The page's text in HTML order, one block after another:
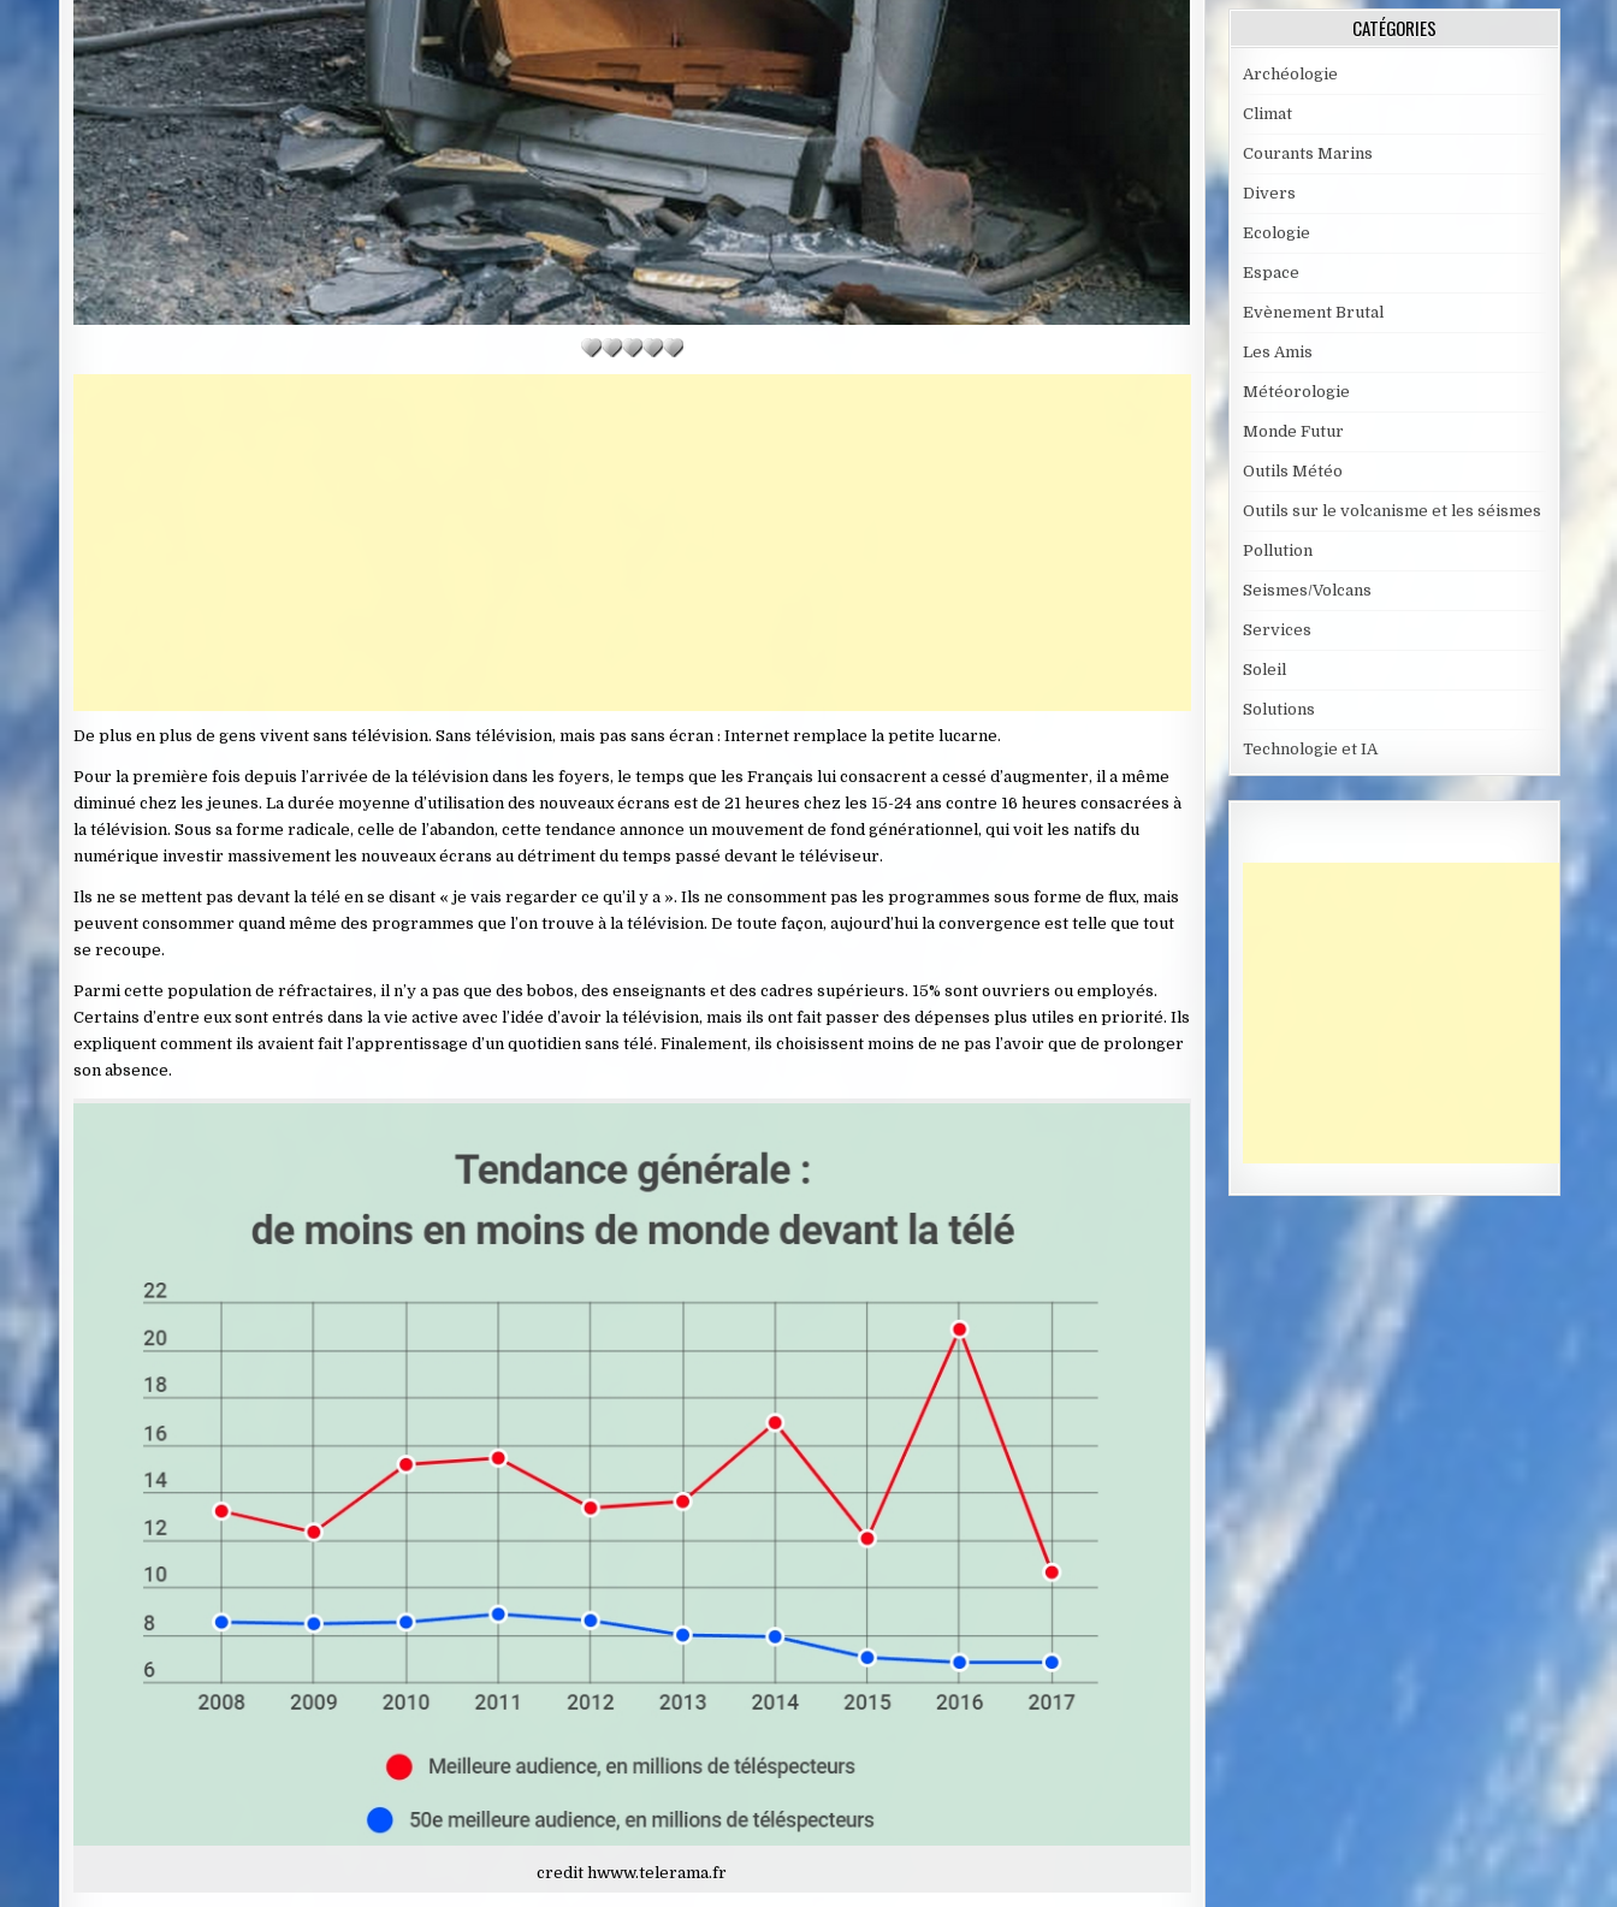
De plus en plus de gens vivent sans télévision. Sans télévision, mais pas sans écran : Internet remplace la petite lucarne.
Pour la première fois depuis l’arrivée de la télévision dans les foyers, le temps que les Français lui consacrent a cessé d’augmenter, il a même
diminué chez les jeunes. La durée moyenne d’utilisation des nouveaux écrans est de 21 heures chez les 15-24 ans contre 16 heures consacrées à
la télévision. Sous sa forme radicale, celle de l’abandon, cette tendance annonce un mouvement de fond générationnel, qui voit les natifs du
numérique investir massivement les nouveaux écrans au détriment du temps passé devant le téléviseur.
Ils ne se mettent pas devant la télé en se disant « je vais regarder ce qu’il y a ». Ils ne consomment pas les programmes sous forme de flux, mais
peuvent consommer quand même des programmes que l’on trouve à la télévision. De toute façon, aujourd’hui la convergence est telle que tout
se recoupe.
Parmi cette population de réfractaires, il n’y a pas que des bobos, des enseignants et des cadres supérieurs. 15% sont ouvriers ou employés.
Certains d’entre eux sont entrés dans la vie active avec l’idée d’avoir la télévision, mais ils ont fait passer des dépenses plus utiles en priorité. Ils
expliquent comment ils avaient fait l’apprentissage d’un quotidien sans télé. Finalement, ils choisissent moins de ne pas l’avoir que de prolonger
son absence.
credit hwww.telerama.fr
CATÉGORIES
Archéologie
Climat
Courants Marins
Divers
Ecologie
Espace
Evènement Brutal
Les Amis
Météorologie
Monde Futur
Outils Météo
Outils sur le volcanisme et les séismes
Pollution
Seismes/Volcans
Services
Soleil
Solutions
Technologie et IA